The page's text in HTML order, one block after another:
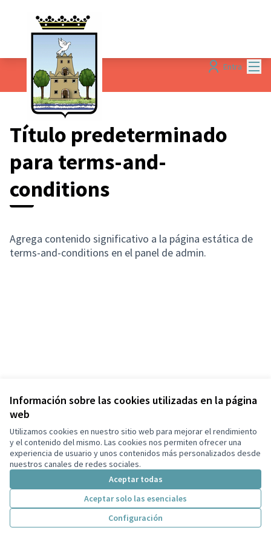
Información sobre las cookies utilizadas en la página
web
Utilizamos cookies en nuestro sitio web para mejorar el rendimiento
y el contenido del mismo. Las cookies nos permiten ofrecer una
experiencia de usuario y unos contenidos más personalizados desde
nuestros canales de redes sociales.
Aceptar todas
Aceptar solo las esenciales
Configuración
Entra
Título predeterminado
para terms-and-
conditions
Agrega contenido significativo a la página estática de
terms-and-conditions en el panel de admin.
Términos y condiciones de uso
Configuración de cookies
Decidim Palautordera en Facebook
(Enlace externo)
Decidim Palautordera en Instagram
(Enlace externo)
Decidim Palautordera en YouTube
(Enlace externo)
Castellano
Triar la llenguaElegir el idioma
Web creada consoftware libre .
Con licencia
(Enlace